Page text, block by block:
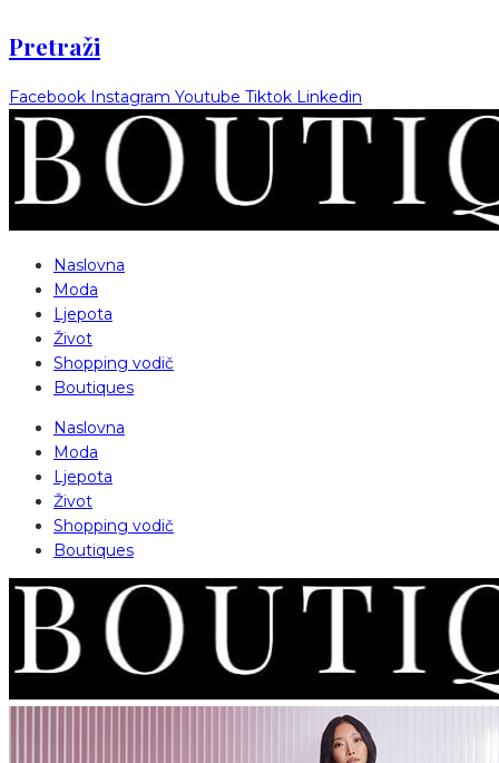
Pretraži
Facebook Instagram Youtube Tiktok Linkedin
Naslovna
Moda
Ljepota
Život
Shopping vodič
Boutiques
Naslovna
Moda
Ljepota
Život
Shopping vodič
Boutiques